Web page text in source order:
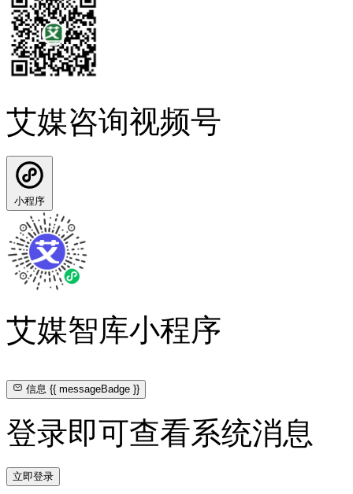
艾媒咨询视频号
小程序
艾媒智库小程序
信息{{ messageBadge }}
登录即可查看系统消息
立即登录